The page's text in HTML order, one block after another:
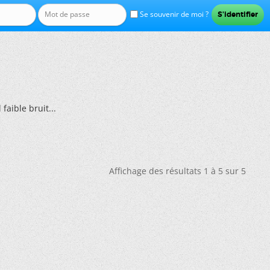
Se souvenir de moi ?
faible bruit...
Affichage des résultats 1 à 5 sur 5